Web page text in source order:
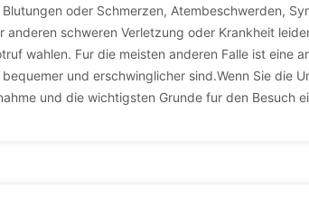
oder Schmerzen, Atembeschwerden,
anderen schweren Verletzung oder Krankheit
wahlen. Fur die meisten anderen Falle ist eine
und erschwinglicher sind.Wenn Sie die
und die wichtigsten Grunde fur den Besuch